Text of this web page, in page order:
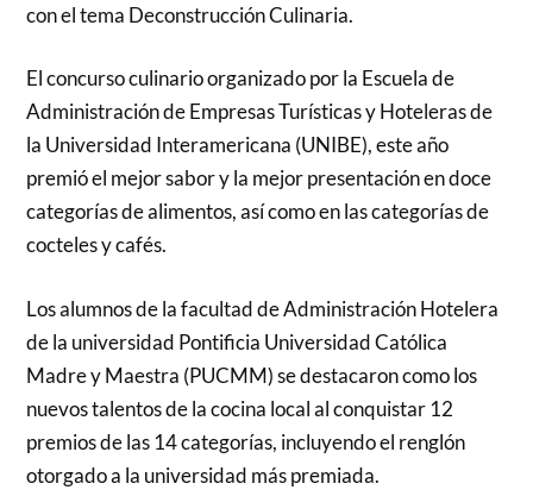
con el tema Deconstrucción Culinaria.
El concurso culinario organizado por la Escuela de
Administración de Empresas Turísticas y Hoteleras de
la Universidad Interamericana (UNIBE), este año
premió el mejor sabor y la mejor presentación en doce
categorías de alimentos, así como en las categorías de
cocteles y cafés.
Los alumnos de la facultad de Administración Hotelera
de la universidad Pontificia Universidad Católica
Madre y Maestra (PUCMM) se destacaron como los
nuevos talentos de la cocina local al conquistar 12
premios de las 14 categorías, incluyendo el renglón
otorgado a la universidad más premiada.